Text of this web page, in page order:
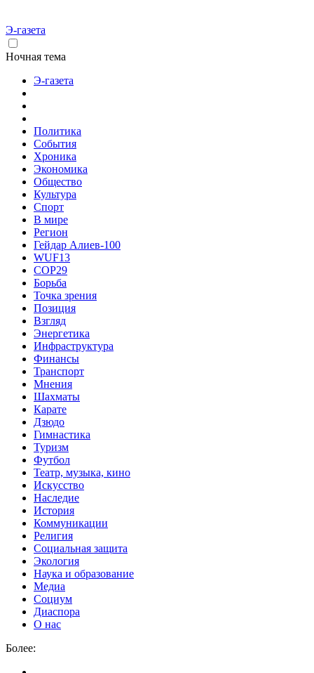
Э-газета
Ночная тема
Э-газета
Политика
События
Хроника
Экономика
Общество
Культура
Спорт
В мире
Регион
Гейдар Алиев-100
WUF13
COP29
Борьба
Точка зрения
Позиция
Взгляд
Энергетика
Инфраструктура
Финансы
Транспорт
Мнения
Шахматы
Карате
Дзюдо
Гимнастика
Туризм
Футбол
Театр, музыка, кино
Искусство
Наследие
История
Коммуникации
Религия
Социальная защита
Экология
Наука и образование
Медиа
Социум
Диаспора
О нас
Более: